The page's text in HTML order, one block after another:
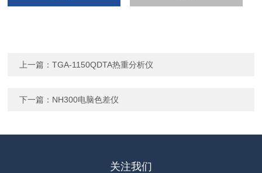
上一篇：TGA-1150QDTA热重分析仪
下一篇： NH300电脑色差仪
关注我们